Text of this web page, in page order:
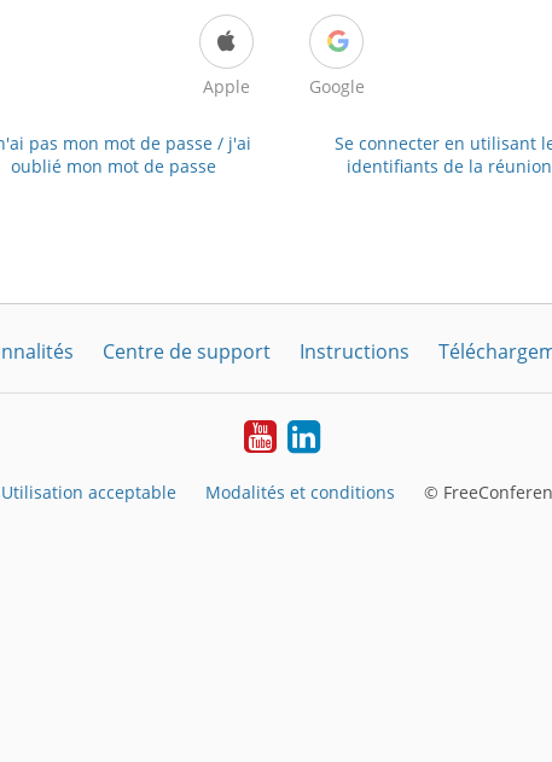
Apple Google
pas mon mot de passe / j'ai
oublié mon mot de passe
Se connecter en utilisant
identifiants de la réunion
Centre de support Instructions
YouTubeLinkedIn
Utilisation acceptable Modalités et conditions ©